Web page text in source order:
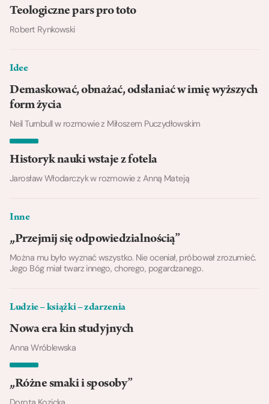
Teologiczne pars pro toto
Robert Rynkowski
Idee
Demaskować, obnażać, odsłaniać w imię wyższych
form życia
Neil Turnbull w rozmowie z Miłoszem Puczydłowskim
Historyk nauki wstaje z fotela
Jarosław Włodarczyk w rozmowie z Anną Mateją
Inne
„Przejmij się odpowiedzialnością”
Można mu było wyznać wszystko. Nie oceniał, próbował zrozumieć.
Jego Bóg miał twarz innego, chorego, pogardzanego.
Ludzie – książki – zdarzenia
Nowa era kin studyjnych
Anna Wróblewska
„Różne smaki i sposoby”